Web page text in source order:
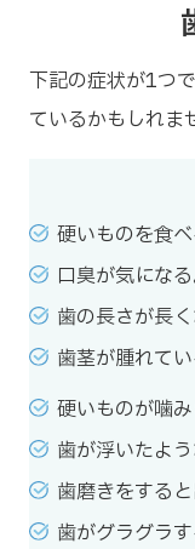
下記の症状が1つ
ているかもしれま
硬いものを食べ
口臭が気になる
歯の長さが長
歯茎が腫れてい
硬いものが噛み
歯が浮いたよう
歯磨きをすると
歯がグラグラす